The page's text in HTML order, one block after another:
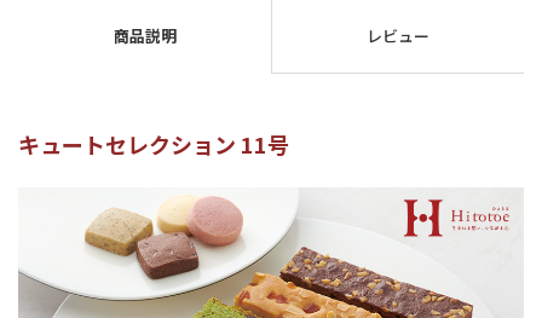
商品説明 レビュー
キュートセレクション 11号